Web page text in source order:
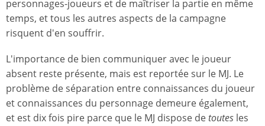
personnages-joueurs et de maîtriser la partie en même
temps, et tous les autres aspects de la campagne
risquent d'en souffrir.
L'importance de bien communiquer avec le joueur
absent reste présente, mais est reportée sur le MJ. Le
problème de séparation entre connaissances du joueur
et connaissances du personnage demeure également,
et est dix fois pire parce que le MJ dispose detoutes les